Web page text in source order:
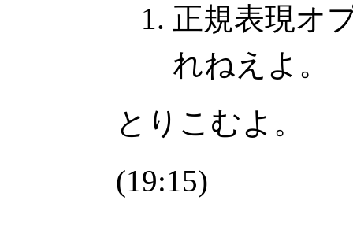
正規表現オ
れねえよ。
とりこむよ。
(19:15)